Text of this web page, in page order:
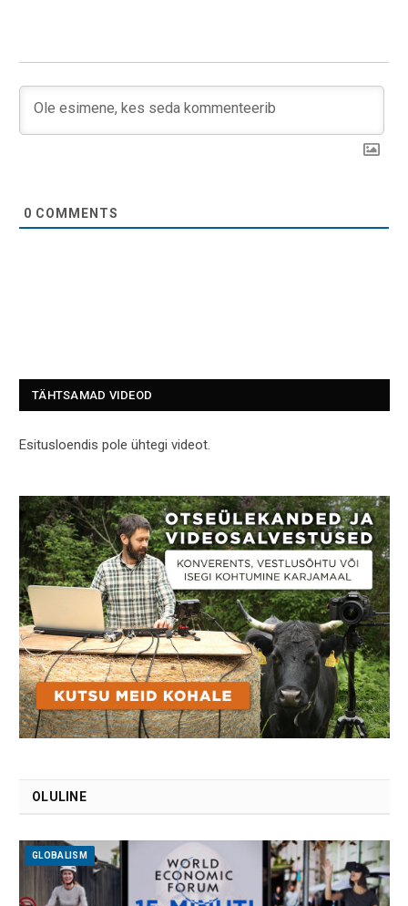
0 COMMENTS
TÄHTSAMAD VIDEOD
Esitusloendis pole ühtegi videot.
OLULINE
GLOBALISM